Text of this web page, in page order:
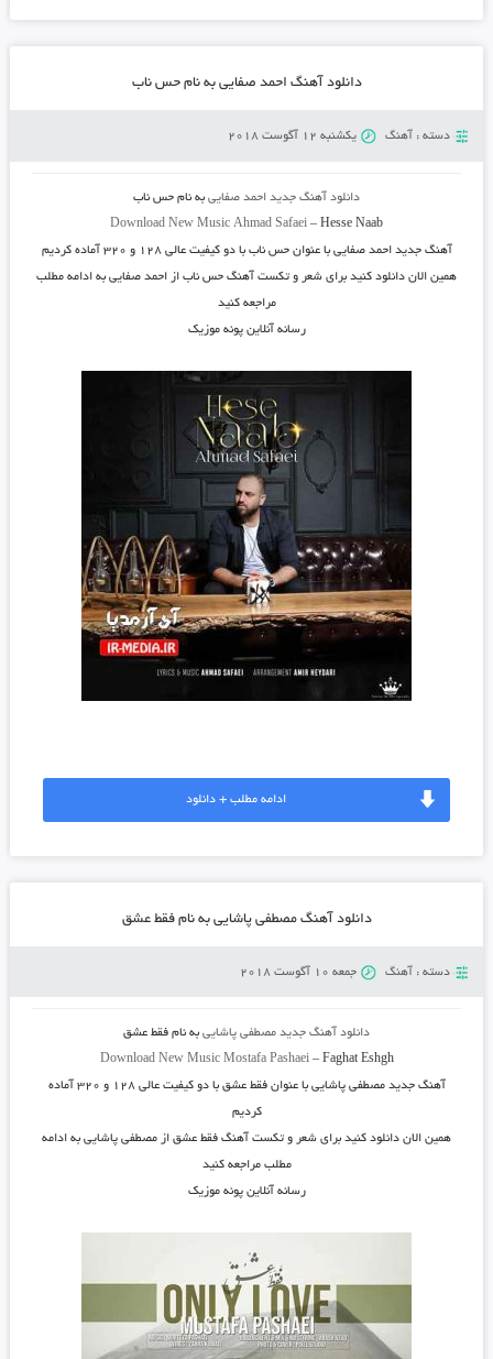
دانلود آهنگ احمد صفایی به نام حس ناب
دسته : آهنگ یکشنبه 12 آگوست 2018
دانلود آهنگ جدید احمد صفاییبه نام حس ناب
Download New Music Ahmad Safaei –Hesse Naab
آهنگ جدیداحمد صفایی با عنوانحس ناب با دو کیفیت عالی ۱۲۸ و ۳۲۰ آماده کردیم
همین الان دانلود کنید برای شعر و تکست آهنگ حس ناب از احمد صفایی به ادامه مطلب
مراجعه کنید
رسانه آنلاین پونه موزیک
ادامه مطلب + دانلود
دانلود آهنگ مصطفی پاشایی به نام فقط عشق
دسته : آهنگ جمعه 10 آگوست 2018
دانلود آهنگ جدید مصطفی پاشاییبه نام فقط عشق
Download New Music Mostafa Pashaei– Faghat Eshgh
آهنگ جدیدمصطفی پاشایی با عنوانفقط عشق
با دو کیفیت عالی ۱۲۸ و ۳۲۰ آماده
کردیم
همین الان دانلود کنید برای شعر و تکست آهنگ فقط عشق از مصطفی پاشایی به ادامه
مطلب مراجعه کنید
رسانه آنلاین پونه موزیک